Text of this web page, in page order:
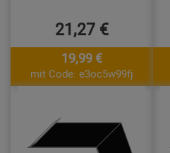
21,27 €
19,99 €
mit Code: e3oc5w99fj